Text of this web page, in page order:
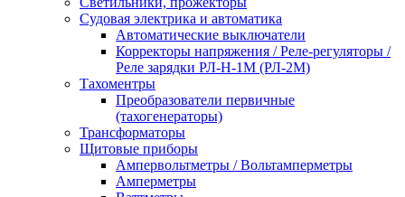
Судовая электрика и автоматика
Автоматические выключатели
Корректоры напряжения / Реле-регуляторы /
Реле зарядки РЛ-Н-1М (РЛ-2М)
Тахоментры
Преобразователи первичные
(тахогенераторы)
Трансформаторы
Щитовые приборы
Ампервольтметры / Вольтамперметры
Амперметры